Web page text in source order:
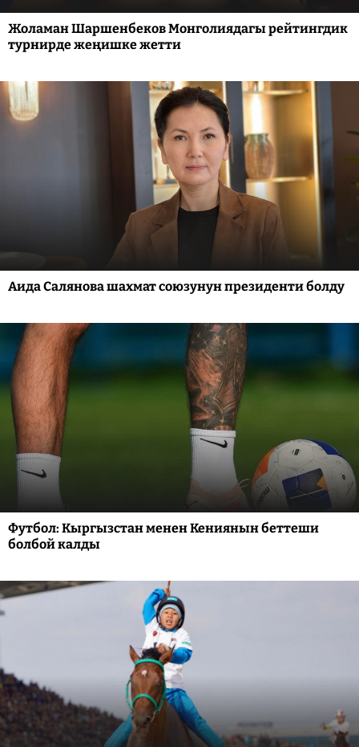
Жоламан Шаршенбеков Монголиядагы рейтингдик
турнирде жеңишке жетти
Аида Салянова шахмат союзунун президенти болду
Футбол: Кыргызстан менен Кениянын беттеши
болбой калды